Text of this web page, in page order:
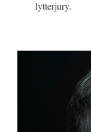
lytterjury.